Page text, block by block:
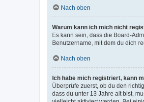
Nach oben
Warum kann ich mich nicht
Es kann sein, dass die Board-
Benutzername, mit dem du dich
Nach oben
Ich habe mich registriert, kann
Überprüfe zuerst, ob du den
dass du unter 13 Jahre alt bist,